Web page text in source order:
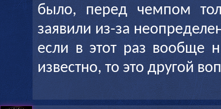
было, перед чемпом
заявили из-за
если в этот раз вообще
известно, то это другой